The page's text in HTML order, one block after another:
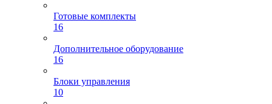
Готовые комплекты
16
Дополнительное оборудование
16
Блоки управления
10